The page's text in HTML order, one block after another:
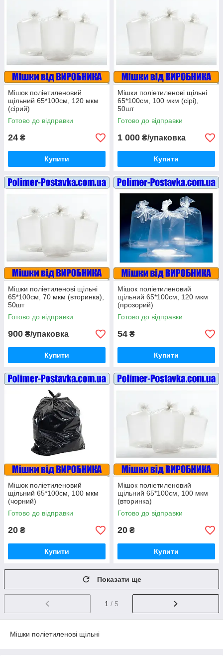
Мішок поліетиленовий
щільний 65*100см, 120 мкм
(сірий)
Готово до відправки
24 ₴
Купити
Мішки поліетиленові щільні
65*100см, 100 мкм (сірі),
50шт
Готово до відправки
1 000 ₴/упаковка
Купити
Мішки поліетиленові щільні
65*100см, 70 мкм (вторинка),
50шт
Готово до відправки
900 ₴/упаковка
Купити
Мішок поліетиленовий
щільний 65*100см, 120 мкм
(прозорий)
Готово до відправки
54 ₴
Купити
Мішок поліетиленовий
щільний 65*100см, 100 мкм
(чорний)
Готово до відправки
20 ₴
Купити
Мішок поліетиленовий
щільний 65*100см, 100 мкм
(вторинка)
Готово до відправки
20 ₴
Купити
Показати ще
1 / 5
Мішки поліетиленові щільні